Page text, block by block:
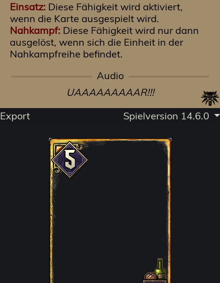
Einsatz: Diese Fähigkeit wird aktiviert,
wenn die Karte ausgespielt wird.
Nahkampf: Diese Fähigkeit wird nur dann
ausgelöst, wenn sich die Einheit in der
Nahkampfreihe befindet.
Audio
UAAAAAAAAAR!!!
Export
Spielversion 14.6.0